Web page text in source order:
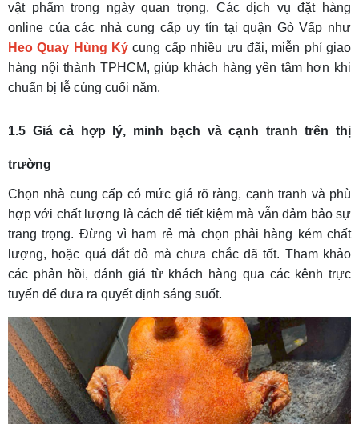
vật phẩm trong ngày quan trọng. Các dịch vụ đặt hàng
online của các nhà cung cấp uy tín tại quận Gò Vấp như
Heo Quay Hùng Ký cung cấp nhiều ưu đãi, miễn phí giao
hàng nội thành TPHCM, giúp khách hàng yên tâm hơn khi
chuẩn bị lễ cúng cuối năm.
1.5 Giá cả hợp lý, minh bạch và cạnh tranh trên thị
trường
Chọn nhà cung cấp có mức giá rõ ràng, cạnh tranh và phù
hợp với chất lượng là cách để tiết kiệm mà vẫn đảm bảo sự
trang trọng. Đừng vì ham rẻ mà chọn phải hàng kém chất
lượng, hoặc quá đắt đỏ mà chưa chắc đã tốt. Tham khảo
các phản hồi, đánh giá từ khách hàng qua các kênh trực
tuyến để đưa ra quyết định sáng suốt.